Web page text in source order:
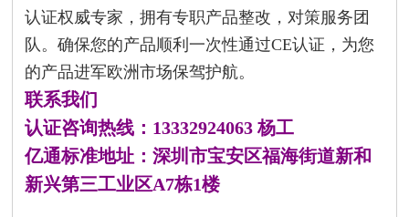
认证权威专家，拥有专职产品整改，对策服务团
队。确保您的产品顺利一次性通过CE认证，为您
的产品进军欧洲市场保驾护航。
联系我们
认证咨询热线：13332924063 杨工
亿通标准地址：深圳市宝安区福海街道新和
新兴第三工业区A7栋1楼